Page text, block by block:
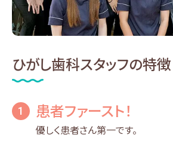
ひがし歯科スタッフの特徴
1 患者ファースト！
優しく患者さん第一です。